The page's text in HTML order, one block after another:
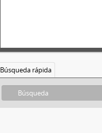
Búsqueda rápida